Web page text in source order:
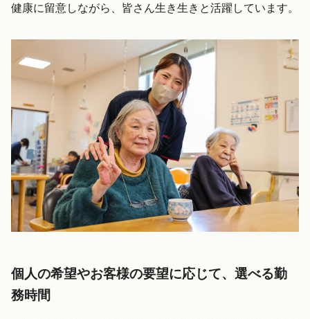
健康に留意しながら、皆さん生き生きと活躍しています。
個人の希望やお客様の要望に応じて、選べる勤
務時間